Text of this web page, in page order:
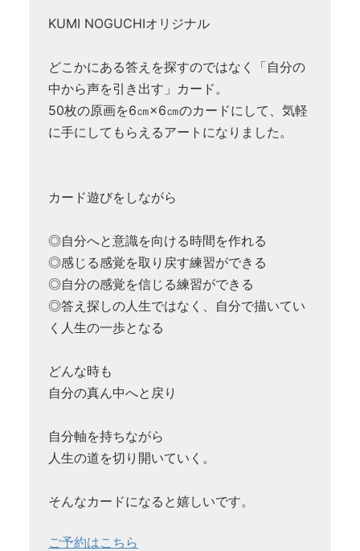
KUMI NOGUCHIオリジナル
どこかにある答えを探すのではなく「自分の
中から声を引き出す」カード。
50枚の原画を6㎝×6㎝のカードにして、気軽
に手にしてもらえるアートになりました。
カード遊びをしながら
◎自分へと意識を向ける時間を作れる
◎感じる感覚を取り戻す練習ができる
◎自分の感覚を信じる練習ができる
◎答え探しの人生ではなく、自分で描いてい
く人生の一歩となる
どんな時も
自分の真ん中へと戻り
自分軸を持ちながら
人生の道を切り開いていく。
そんなカードになると嬉しいです。
ご予約はこちら